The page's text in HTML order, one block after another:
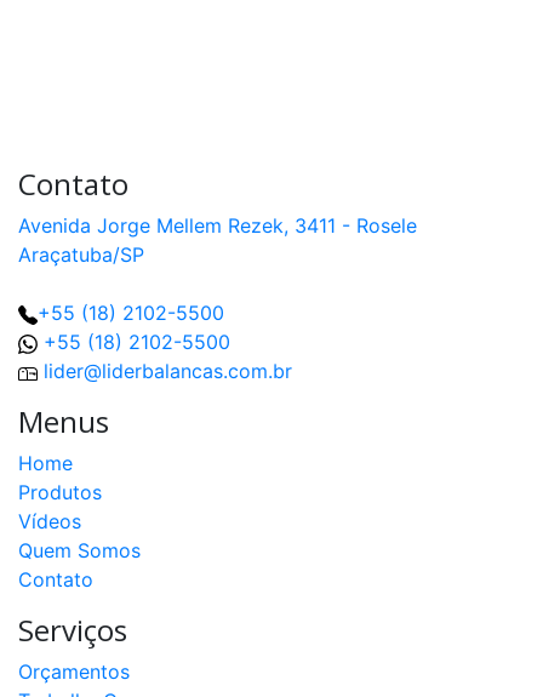
Contato
Avenida Jorge Mellem Rezek, 3411 - Rosele
Araçatuba/SP
+55 (18) 2102-5500
+55 (18) 2102-5500
lider@liderbalancas.com.br
Menus
Home
Produtos
Vídeos
Quem Somos
Contato
Serviços
Orçamentos